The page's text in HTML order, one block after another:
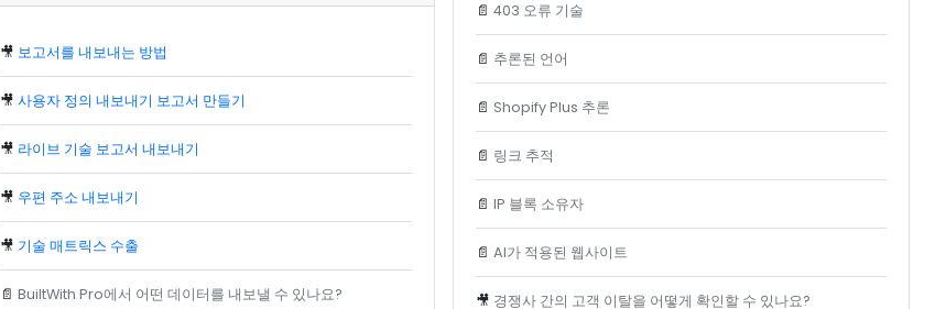
🎥 보고서를 내보내는 방법
🎥사용자 정의 내보내기 보고서 만들기
🎥 라이브 기술 보고서 내보내기
🎥 우편 주소 내보내기
🎥 기술 매트릭스 수출
📄BuiltWith Pro에서 어떤 데이터를 내보낼 수 있나요?
📄 403 오류 기술
📄 추론된 언어
📄 Shopify Plus 추론
📄 링크 추적
📄 IP 블록 소유자
📄 AI가 적용된 웹사이트
🎥 경쟁사 간의 고객 이탈을 어떻게 확인할 수 있나요?